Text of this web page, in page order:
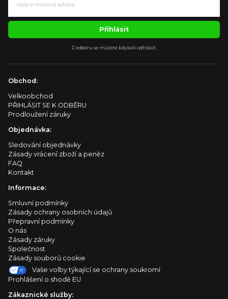
Přihlásit
Z odběru se můžete kdykoli odhlásit.
Obchod:
Velkoobchod
PŘIHLÁSIT SE K ODBĚRU
Prodloužení záruky
Objednávka:
Sledování objednávky
Zásady vrácení zboží a peněz
FAQ
Kontakt
Informace:
Smluvní podmínky
Zásady ochrany osobních údajů
Přepravní podmínky
O nás
Zásady záruky
Společnost
Zásady souborů cookie
Vaše volby týkající se ochrany soukromí
Prohlášení o shodě EU
Zákaznické služby: